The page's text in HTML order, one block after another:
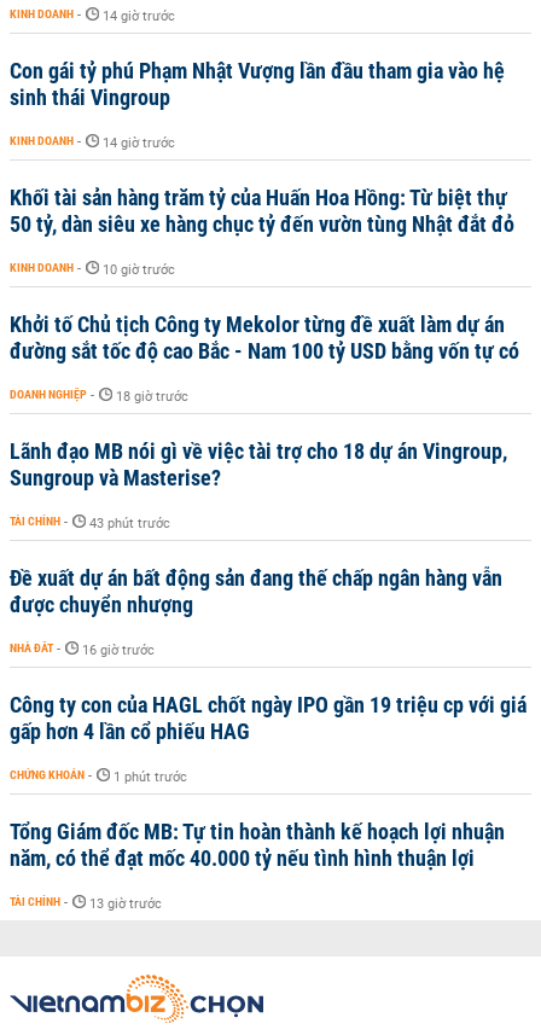
KINH DOANH - 14 giờ trước
Con gái tỷ phú Phạm Nhật Vượng lần đầu tham gia vào hệ
sinh thái Vingroup
KINH DOANH - 14 giờ trước
Khối tài sản hàng trăm tỷ của Huấn Hoa Hồng: Từ biệt thự
50 tỷ, dàn siêu xe hàng chục tỷ đến vườn tùng Nhật đắt đỏ
KINH DOANH - 10 giờ trước
Khởi tố Chủ tịch Công ty Mekolor từng đề xuất làm dự án
đường sắt tốc độ cao Bắc - Nam 100 tỷ USD bằng vốn tự có
DOANH NGHIỆP - 18 giờ trước
Lãnh đạo MB nói gì về việc tài trợ cho 18 dự án Vingroup,
Sungroup và Masterise?
TÀI CHÍNH - 43 phút trước
Đề xuất dự án bất động sản đang thế chấp ngân hàng vẫn
được chuyển nhượng
NHÀ ĐẤT - 16 giờ trước
Công ty con của HAGL chốt ngày IPO gần 19 triệu cp với giá
gấp hơn 4 lần cổ phiếu HAG
CHỨNG KHOÁN - 1 phút trước
Tổng Giám đốc MB: Tự tin hoàn thành kế hoạch lợi nhuận
năm, có thể đạt mốc 40.000 tỷ nếu tình hình thuận lợi
TÀI CHÍNH - 13 giờ trước